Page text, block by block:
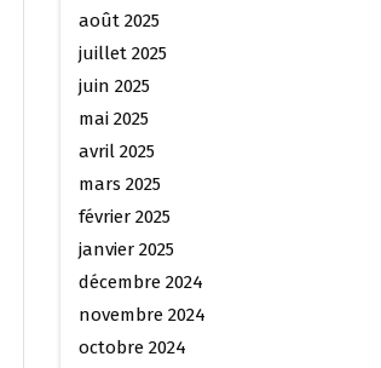
août 2025
juillet 2025
juin 2025
mai 2025
avril 2025
mars 2025
février 2025
janvier 2025
décembre 2024
novembre 2024
octobre 2024